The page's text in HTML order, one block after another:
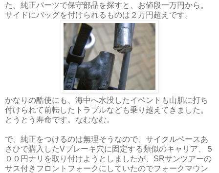
た。純正パーツで保守部品を探すと、お値段一万円から。
サイドにバッグを付けられるものは２万円超えです。
かなりの酷使にも、海中へ水没したイベントも山肌に打ち
付けられて前転したトラブルなども乗り越えてきました。
とうとう寿命です。なむなむ。
で、純正をつけるのは無理そうなので、サイクルベースあ
さひで購入したVブレーキ穴に固定する類似のキャリア、５
００円ナリを取り付けようとしましたが、SRサンツアーの
サス付きフロントフォークにしていたのでフォークマウン